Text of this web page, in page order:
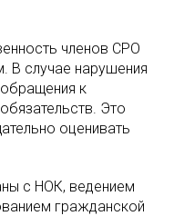
членов СРО
В случае нарушения
к
Это
оценивать
с НОК, ведением
гражданской